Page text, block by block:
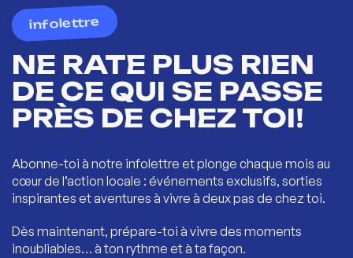
infolettre
NE RATE PLUS RIEN
DE CE QUI SE PASSE
PRÈS DE CHEZ TOI!
Abonne-toi à notre infolettre et plonge chaque mois au
cœur de l’action locale : événements exclusifs, sorties
inspirantes et aventures à vivre à deux pas de chez toi.
Dès maintenant, prépare-toi à vivre des moments
inoubliables… à ton rythme et à ta façon.